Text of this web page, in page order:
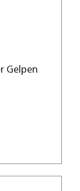
Gelpen